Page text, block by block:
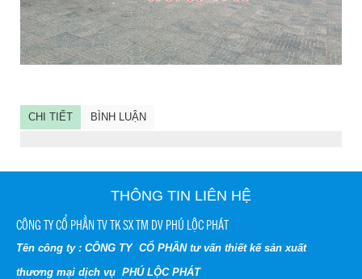
CHI TIẾT BÌNH LUẬN
THÔNG TIN LIÊN HỆ
CÔNG TY CỔ PHẦN TV TK SX TM DV PHÚ LỘC PHÁT
Tên công ty : CÔNG TY CỔ PHẦN tư vấn thiết kế sản xuất
thương mại dịch vụ PHÚ LỘC PHÁT